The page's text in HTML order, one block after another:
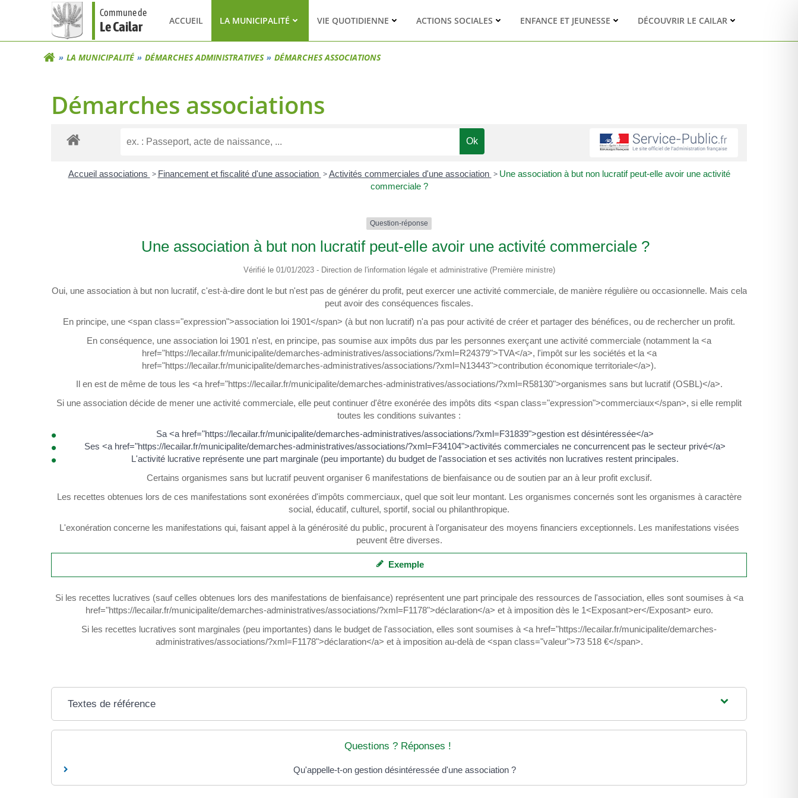
Commune de
Le Cailar ACCUEIL LA MUNICIPALITÉ VIE QUOTIDIENNE ACTIONS SOCIALES ENFANCE ET JEUNESSE DÉCOUVRIR LE CAILAR
LA MUNICIPALITÉ DÉMARCHES ADMINISTRATIVES DÉMARCHES ASSOCIATIONS
Démarches associations
Accueil associations > Financement et fiscalité d'une association > Activités commerciales d'une association > Une association à but non lucratif peut-elle avoir une activité
commerciale ?
Question-réponse
Une association à but non lucratif peut-elle avoir une activité commerciale ?
Vérifié le 01/01/2023 - Direction de l'information légale et administrative (Première ministre)
Oui, une association à but non lucratif, c'est-à-dire dont le but n'est pas de générer du profit, peut exercer une activité commerciale, de manière régulière ou occasionnelle. Mais cela
peut avoir des conséquences fiscales.
En principe, une <span class="expression">association loi 1901</span> (à but non lucratif) n'a pas pour activité de créer et partager des bénéfices, ou de rechercher un profit.
En conséquence, une association loi 1901 n'est, en principe, pas soumise aux impôts dus par les personnes exerçant une activité commerciale (notamment la <a
href="https://lecailar.fr/municipalite/demarches-administratives/associations/?xml=R24379">TVA</a>, l'impôt sur les sociétés et la <a
href="https://lecailar.fr/municipalite/demarches-administratives/associations/?xml=N13443">contribution économique territoriale</a>).
Il en est de même de tous les <a href="https://lecailar.fr/municipalite/demarches-administratives/associations/?xml=R58130">organismes sans but lucratif (OSBL)</a>.
Si une association décide de mener une activité commerciale, elle peut continuer d'être exonérée des impôts dits <span class="expression">commerciaux</span>, si elle remplit
toutes les conditions suivantes :
Sa <a href="https://lecailar.fr/municipalite/demarches-administratives/associations/?xml=F31839">gestion est désintéressée</a>
Ses <a href="https://lecailar.fr/municipalite/demarches-administratives/associations/?xml=F34104">activités commerciales ne concurrencent pas le secteur privé</a>
L'activité lucrative représente une part marginale (peu importante) du budget de l'association et ses activités non lucratives restent principales.
Certains organismes sans but lucratif peuvent organiser 6 manifestations de bienfaisance ou de soutien par an à leur profit exclusif.
Les recettes obtenues lors de ces manifestations sont exonérées d'impôts commerciaux, quel que soit leur montant. Les organismes concernés sont les organismes à caractère
social, éducatif, culturel, sportif, social ou philanthropique.
L'exonération concerne les manifestations qui, faisant appel à la générosité du public, procurent à l'organisateur des moyens financiers exceptionnels. Les manifestations visées
peuvent être diverses.
Exemple
Si les recettes lucratives (sauf celles obtenues lors des manifestations de bienfaisance) représentent une part principale des ressources de l'association, elles sont soumises à <a
href="https://lecailar.fr/municipalite/demarches-administratives/associations/?xml=F1178">déclaration</a> et à imposition dès le 1<Exposant>er</Exposant> euro.
Si les recettes lucratives sont marginales (peu importantes) dans le budget de l'association, elles sont soumises à <a href="https://lecailar.fr/municipalite/demarches-
administratives/associations/?xml=F1178">déclaration</a> et à imposition au-delà de <span class="valeur">73 518 €</span>.
Textes de référence
Questions ? Réponses !
Qu'appelle-t-on gestion désintéressée d'une association ?